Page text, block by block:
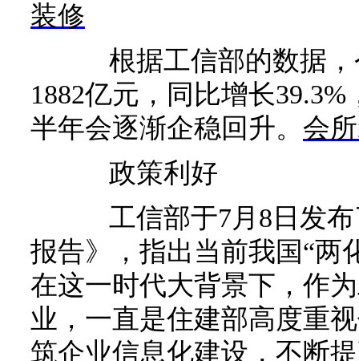
装修
根据工信部的数据，
1882亿元，同比增长
半年会逐渐企稳回升。 会
政策利好
工信部于7月8日发布
报告》，指出当前我国“两
在这一时代大背景下，作
业，一直是住建部高度重
筑企业信息化建设，不断